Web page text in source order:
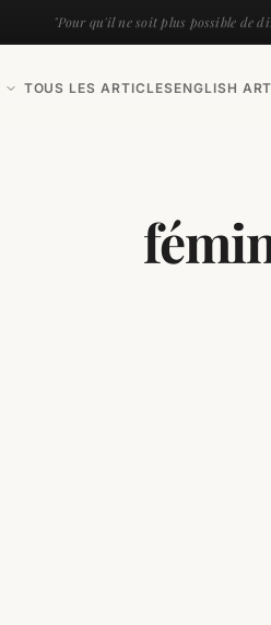
"Pour qu'il ne soit plus possible de
TOUS LES ARTICLESENGLISH